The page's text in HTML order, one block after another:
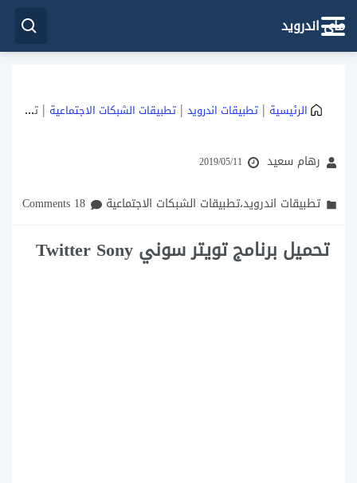
ماي اندرويد
الرئيسية | تطبيقات اندرويد | تطبيقات الشبكات الاجتماعية | تحميل برنامج تويتر سوني Twitter Sony
رهام سعيد 2019/05/11
تطبيقات اندرويد،تطبيقات الشبكات الاجتماعية 18 Comments
تحميل برنامج تويتر سوني Twitter Sony